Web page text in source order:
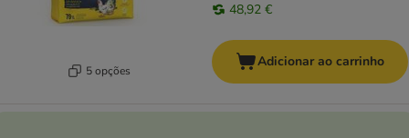
5 opções
48,92 €
Adicionar ao carrinho